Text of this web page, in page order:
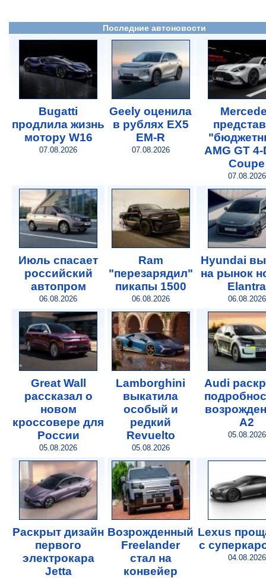
Последние автоновости
Bugatti
продлила жизнь
мотору W16
07.08.2026
Geely оценила
в рублях EX5
EM-R
07.08.2026
AMG GT
Coupe
07.08.2026
Июль спасает
российский
автопром
06.08.2026
Ram
"перезарядил"
пикапы 1500
06.08.2026
Hyundai
на рынок
Elantra
06.08.2026
Great Wall
рассказал о
новом
кроссовере для
России
05.08.2026
Lamborghini
выкатила
особый и
редкий
Revuelto
05.08.2026
Audi
A2
05.08.2026
Раскрыт дизайн
первого
электрокара
Jetta
Возрожденный
Freelander
стал на
конвейер
Lexus
с
04.08.2026